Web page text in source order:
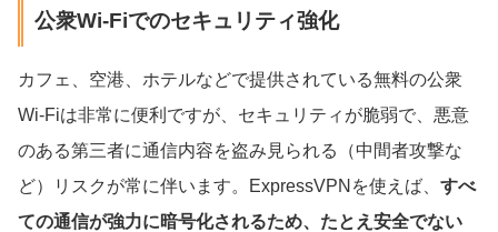
公衆Wi-Fiでのセキュリティ強化
カフェ、空港、ホテルなどで提供されている無料の公衆
Wi-Fiは非常に便利ですが、セキュリティが脆弱で、悪意
のある第三者に通信内容を盗み見られる（中間者攻撃な
ど）リスクが常に伴います。ExpressVPNを使えば、 すべ
ての通信が強力に暗号化されるため、たとえ安全でない